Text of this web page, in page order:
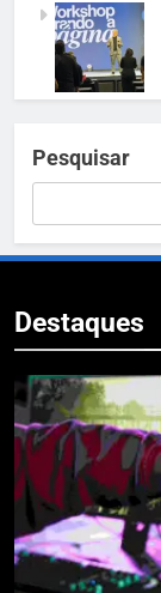
Pesquisar
Destaques